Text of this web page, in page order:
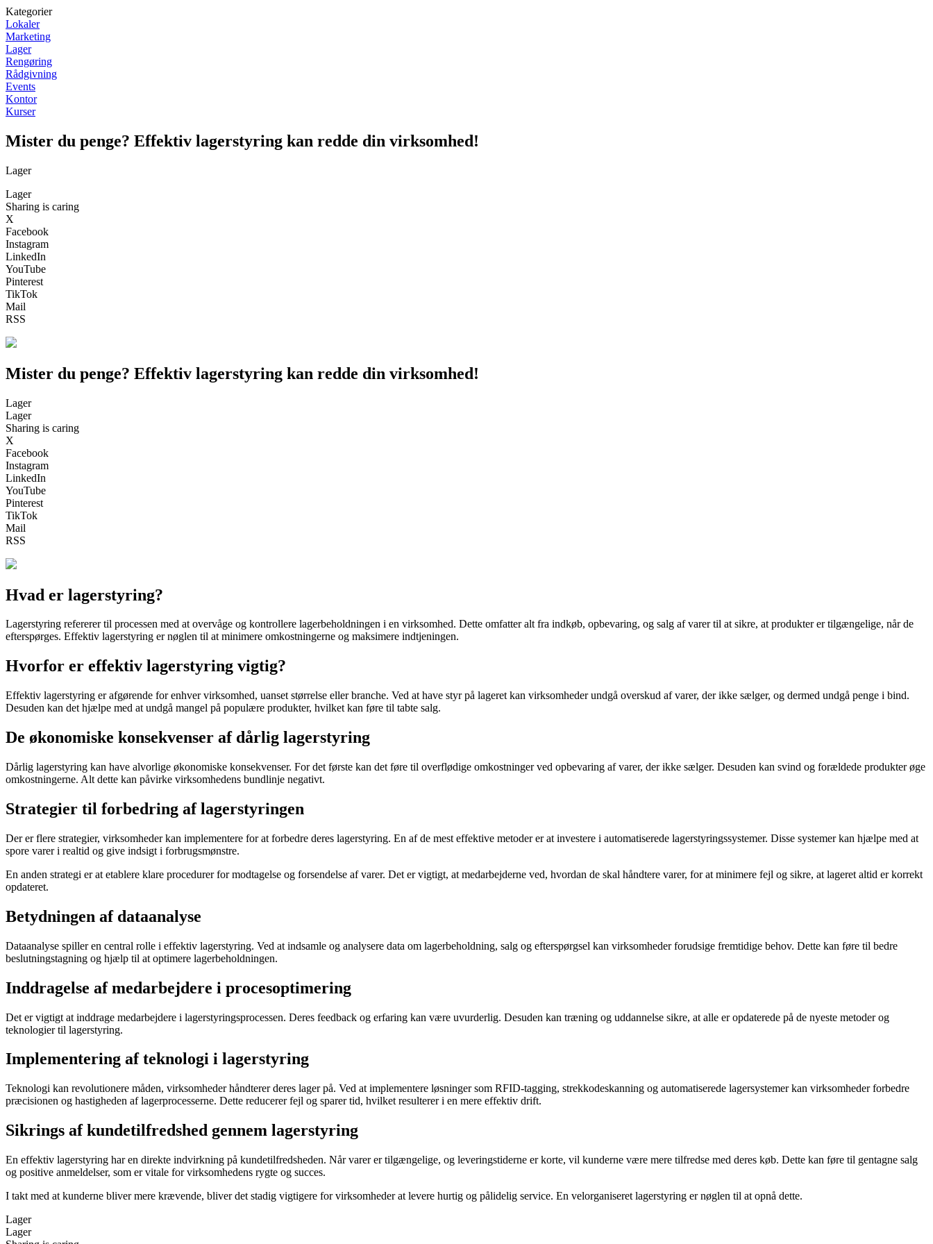
Kategorier
Lokaler
Marketing
Lager
Rengøring
Rådgivning
Events
Kontor
Kurser
Mister du penge? Effektiv lagerstyring kan redde din virksomhed!
Lager
Lager
Sharing is caring
X
Facebook
Instagram
LinkedIn
YouTube
Pinterest
TikTok
Mail
RSS
Mister du penge? Effektiv lagerstyring kan redde din virksomhed!
Lager
Lager
Sharing is caring
X
Facebook
Instagram
LinkedIn
YouTube
Pinterest
TikTok
Mail
RSS
Hvad er lagerstyring?
Lagerstyring refererer til processen med at overvåge og kontrollere lagerbeholdningen i en virksomhed. Dette omfatter alt fra indkøb, opbevaring, og salg af varer til at sikre, at produkter er tilgængelige, når de
efterspørges. Effektiv lagerstyring er nøglen til at minimere omkostningerne og maksimere indtjeningen.
Hvorfor er effektiv lagerstyring vigtig?
Effektiv lagerstyring er afgørende for enhver virksomhed, uanset størrelse eller branche. Ved at have styr på lageret kan virksomheder undgå overskud af varer, der ikke sælger, og dermed undgå penge i bind.
Desuden kan det hjælpe med at undgå mangel på populære produkter, hvilket kan føre til tabte salg.
De økonomiske konsekvenser af dårlig lagerstyring
Dårlig lagerstyring kan have alvorlige økonomiske konsekvenser. For det første kan det føre til overflødige omkostninger ved opbevaring af varer, der ikke sælger. Desuden kan svind og forældede produkter øge
omkostningerne. Alt dette kan påvirke virksomhedens bundlinje negativt.
Strategier til forbedring af lagerstyringen
Der er flere strategier, virksomheder kan implementere for at forbedre deres lagerstyring. En af de mest effektive metoder er at investere i automatiserede lagerstyringssystemer. Disse systemer kan hjælpe med at
spore varer i realtid og give indsigt i forbrugsmønstre.
En anden strategi er at etablere klare procedurer for modtagelse og forsendelse af varer. Det er vigtigt, at medarbejderne ved, hvordan de skal håndtere varer, for at minimere fejl og sikre, at lageret altid er korrekt
opdateret.
Betydningen af dataanalyse
Dataanalyse spiller en central rolle i effektiv lagerstyring. Ved at indsamle og analysere data om lagerbeholdning, salg og efterspørgsel kan virksomheder forudsige fremtidige behov. Dette kan føre til bedre
beslutningstagning og hjælp til at optimere lagerbeholdningen.
Inddragelse af medarbejdere i procesoptimering
Det er vigtigt at inddrage medarbejdere i lagerstyringsprocessen. Deres feedback og erfaring kan være uvurderlig. Desuden kan træning og uddannelse sikre, at alle er opdaterede på de nyeste metoder og
teknologier til lagerstyring.
Implementering af teknologi i lagerstyring
Teknologi kan revolutionere måden, virksomheder håndterer deres lager på. Ved at implementere løsninger som RFID-tagging, strekkodeskanning og automatiserede lagersystemer kan virksomheder forbedre
præcisionen og hastigheden af lagerprocesserne. Dette reducerer fejl og sparer tid, hvilket resulterer i en mere effektiv drift.
Sikrings af kundetilfredshed gennem lagerstyring
En effektiv lagerstyring har en direkte indvirkning på kundetilfredsheden. Når varer er tilgængelige, og leveringstiderne er korte, vil kunderne være mere tilfredse med deres køb. Dette kan føre til gentagne salg
og positive anmeldelser, som er vitale for virksomhedens rygte og succes.
I takt med at kunderne bliver mere krævende, bliver det stadig vigtigere for virksomheder at levere hurtig og pålidelig service. En velorganiseret lagerstyring er nøglen til at opnå dette.
Lager
Lager